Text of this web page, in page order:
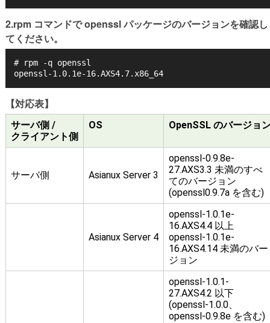
2.rpm コマンドで openssl パッケージのバージョンを確認し
てください。
# rpm -q openssl
openssl-1.0.1e-16.AXS4.7.x86_64
【対応表】
サーバ側 /
クライアント側
OS OpenSSL のバージョ
サーバ側 Asianux Server 3
openssl-0.9.8e-
27.AXS3.3 未満のすべ
てのバージョン
(openssl0.9.7a を含む)
Asianux Server 4
openssl-1.0.1e-
16.AXS4.4 以上
openssl-1.0.1e-
16.AXS4.14 未満のバー
ジョン
openssl-1.0.1-
27.AXS4.2 以下
(openssl-1.0.0、
openssl-0.9.8e を含む)